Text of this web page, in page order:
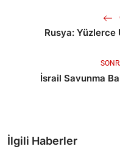
Rusya: Yüzlerce
İsrail Savunma
İlgili Haberler